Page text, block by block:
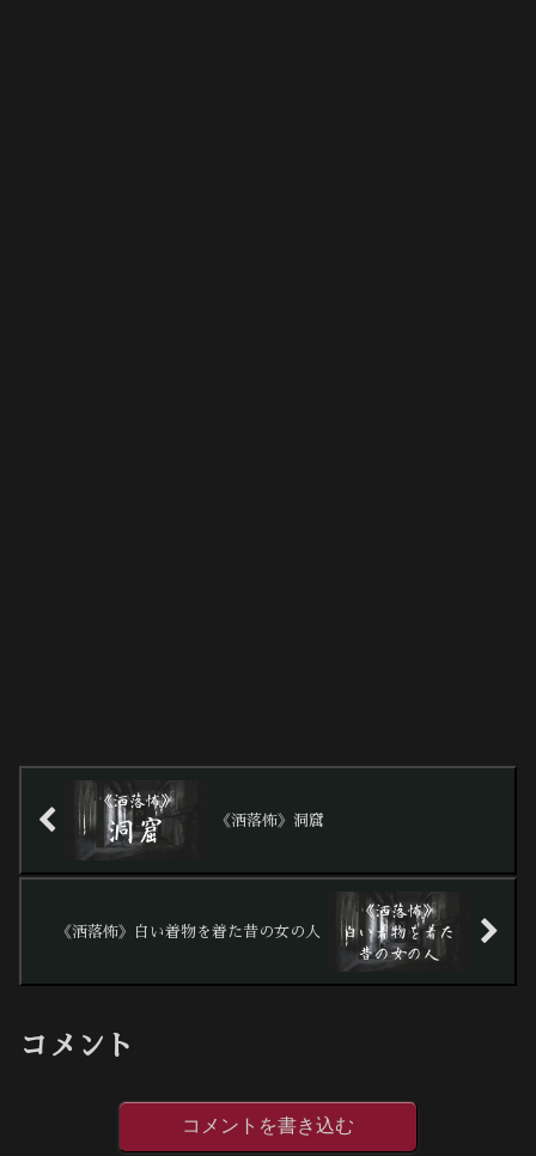
《洒落怖》洞窟
《洒落怖》白い着物を着た昔の女の人
コメント
コメントを書き込む